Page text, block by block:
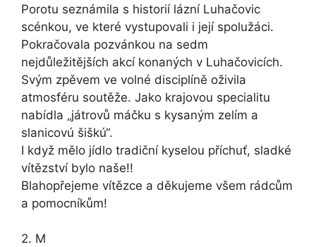
Porotu seznámila s historií lázní Luhačovic
scénkou, ve které vystupovali i její spolužáci.
Pokračovala pozvánkou na sedm
nejdůležitějších akcí konaných v Luhačovicích.
Svým zpěvem ve volné disciplíně oživila
atmosféru soutěže. Jako krajovou specialitu
nabídla „játrovů máčku s kysaným zelím a
slanicovú šiškú“.
I když mělo jídlo tradiční kyselou příchuť, sladké
vítězství bylo naše!!
Blahopřejeme vítězce a děkujeme všem rádcům
a pomocníkům!
2. M